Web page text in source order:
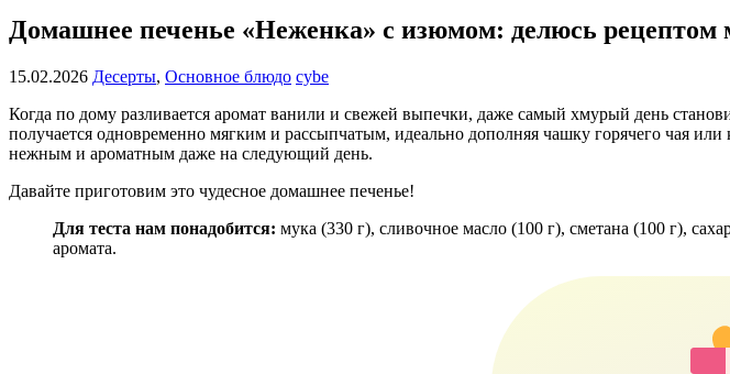
Домашнее печенье «Неженка» с изюмом: делюсь рецептом
15.02.2026 Десерты, Основное блюдо cybe
Когда по дому разливается аромат ванили и свежей выпечки, даже самый хмурый день
получается одновременно мягким и рассыпчатым, идеально дополняя чашку горячего чая
нежным и ароматным даже на следующий день.
Давайте приготовим это чудесное домашнее печенье!
Для теста нам понадобится: мука (330 г), сливочное масло (100 г), сметана (100 г),
аромата.